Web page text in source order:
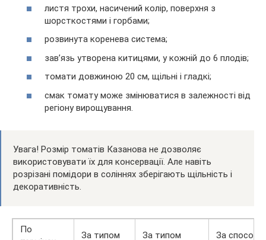
листя трохи, насичений колір, поверхня з
шорсткостями і горбами;
розвинута коренева система;
зав’язь утворена китицями, у кожній до 6 плодів;
томати довжиною 20 см, щільні і гладкі;
смак томату може змінюватися в залежності від
регіону вирощування.
Увага! Розмір томатів Казанова не дозволяє
використовувати їх для консервації. Але навіть
розрізані помідори в соліннях зберігають щільність і
декоративність.
По
За типом
За типом
За